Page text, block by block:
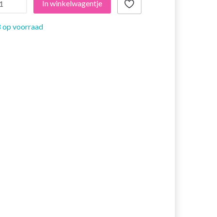
In winkelwagentje
op voorraad